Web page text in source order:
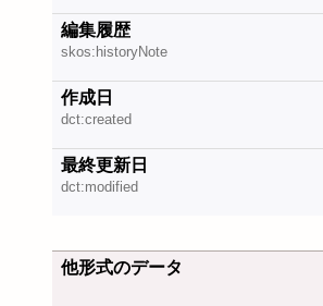
編集履歴
skos:historyNote
作成日
dct:created
最終更新日
dct:modified
他形式のデータ